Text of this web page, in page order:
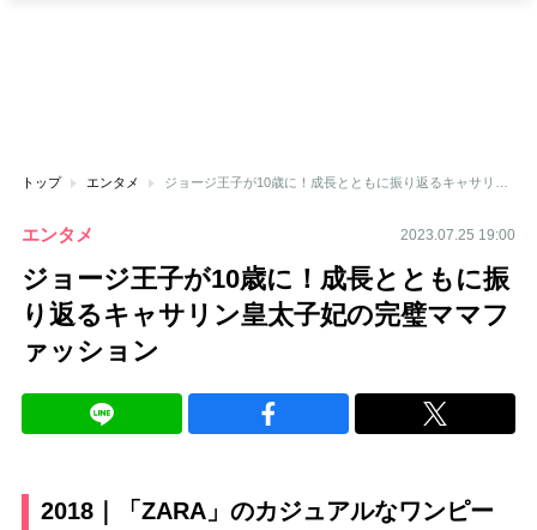
トップ エンタメ
エンタメ 2023.07.25 19:00
ジョージ王子が10歳に！成長とともに振
り返るキャサリン皇太子妃の完璧ママフ
ァッション
2018｜「ZARA」のカジュアルなワンピー